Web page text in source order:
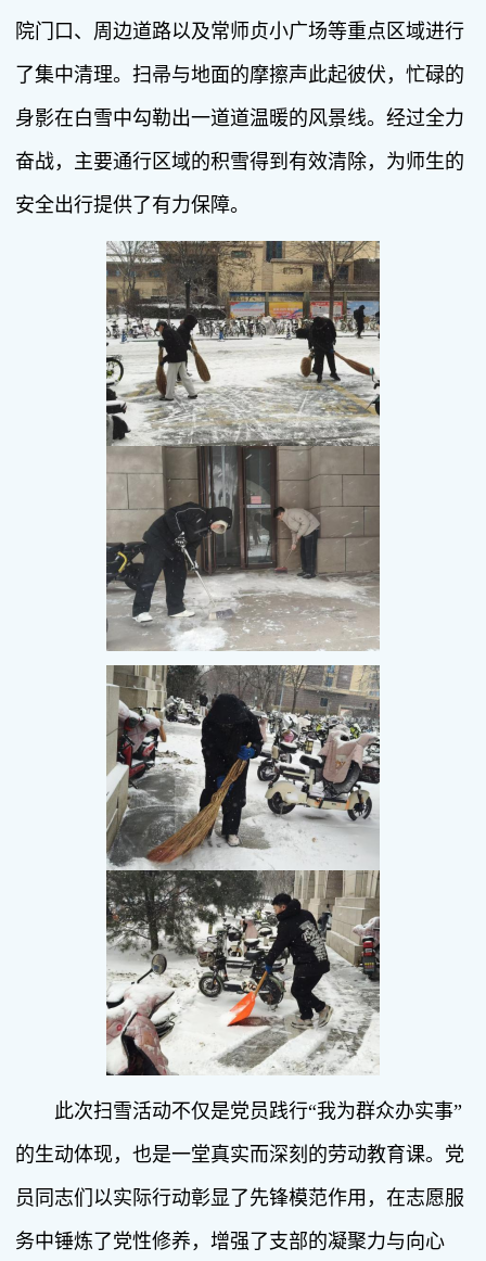
院门口、周边道路以及常师贞小广场等重点区域进行
了集中清理。扫帚与地面的摩擦声此起彼伏，忙碌的
身影在白雪中勾勒出一道道温暖的风景线。经过全力
奋战，主要通行区域的积雪得到有效清除，为师生的
安全出行提供了有力保障。
此次扫雪活动不仅是党员践行“我为群众办实事”
的生动体现，也是一堂真实而深刻的劳动教育课。党
员同志们以实际行动彰显了先锋模范作用，在志愿服
务中锤炼了党性修养，增强了支部的凝聚力与向心